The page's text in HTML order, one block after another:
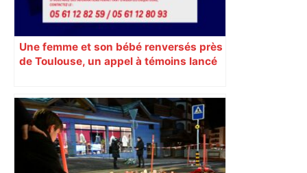
Une femme et son bébé renversés près
de Toulouse, un appel à témoins lancé